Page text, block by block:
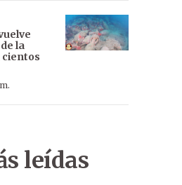
la
cientos
leídas